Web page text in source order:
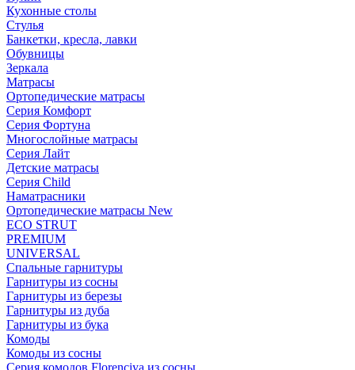
Кухонные столы
Стулья
Банкетки, кресла, лавки
Обувницы
Зеркала
Матрасы
Ортопедические матрасы
Серия Комфорт
Серия Фортуна
Многослойные матрасы
Серия Лайт
Детские матрасы
Серия Child
Наматрасники
Ортопедические матрасы New
ECO STRUT
PREMIUM
UNIVERSAL
Спальные гарнитуры
Гарнитуры из сосны
Гарнитуры из березы
Гарнитуры из дуба
Гарнитуры из бука
Комоды
Комоды из сосны
Серия комодов Florenciya из сосны